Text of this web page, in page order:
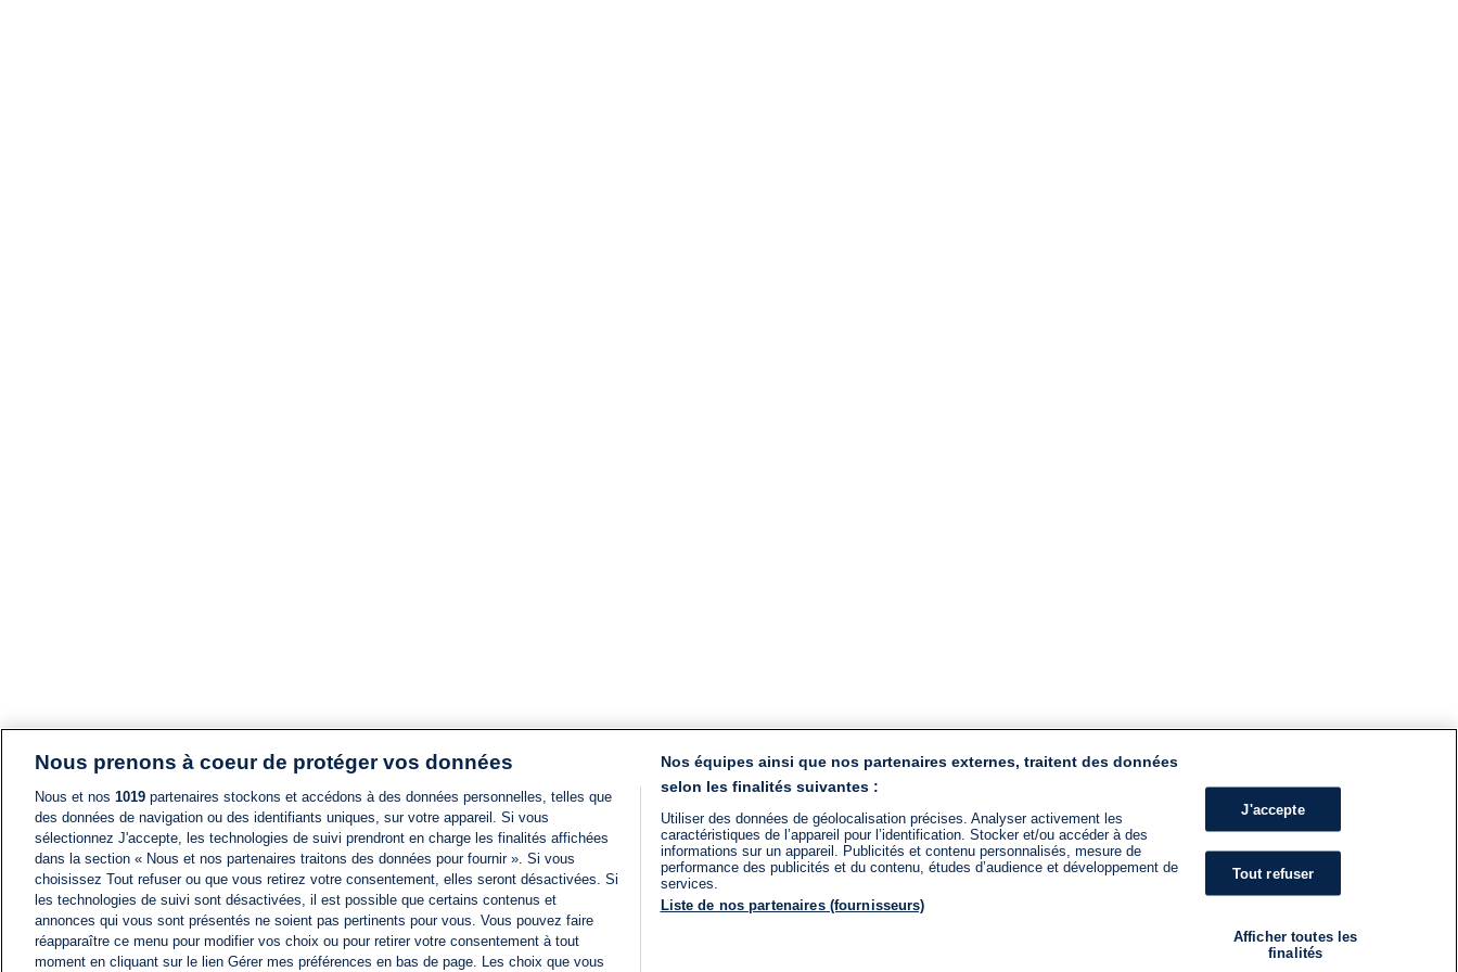
Nous prenons à coeur de protéger vos données
Nous et nos 1019 partenaires stockons et accédons à des données personnelles, telles que
des données de navigation ou des identifiants uniques, sur votre appareil. Si vous
sélectionnez J'accepte, les technologies de suivi prendront en charge les finalités affichées
dans la section « Nous et nos partenaires traitons des données pour fournir ». Si vous
choisissez Tout refuser ou que vous retirez votre consentement, elles seront désactivées. Si
les technologies de suivi sont désactivées, il est possible que certains contenus et
annonces qui vous sont présentés ne soient pas pertinents pour vous. Vous pouvez faire
réapparaître ce menu pour modifier vos choix ou pour retirer votre consentement à tout
moment en cliquant sur le lien Gérer mes préférences en bas de page. Les choix que vous
Nos équipes ainsi que nos partenaires externes, traitent des données
selon les finalités suivantes :
Utiliser des données de géolocalisation précises. Analyser activement les
caractéristiques de l’appareil pour l’identification. Stocker et/ou accéder à des
informations sur un appareil. Publicités et contenu personnalisés, mesure de
performance des publicités et du contenu, études d’audience et développement de
services.
Liste de nos partenaires (fournisseurs)
J'accepte
Tout refuser
Afficher toutes les
finalités